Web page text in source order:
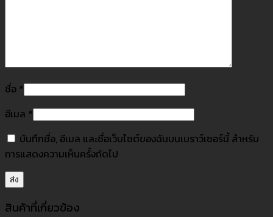
ชื่อ *
อีเมล *
บันทึกชื่อ, อีเมล และชื่อเว็บไซต์ของฉันบนเบราว์เซอร์นี้ สำหรับ
การแสดงความเห็นครั้งถัดไป
สินค้าที่เกี่ยวข้อง